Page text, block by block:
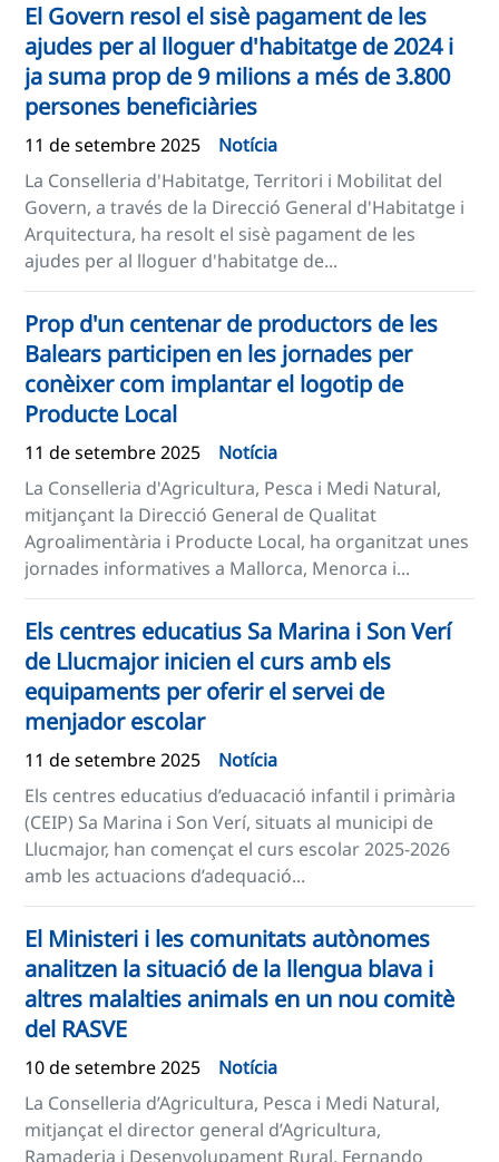
El Govern resol el sisè pagament de les
ajudes per al lloguer d'habitatge de 2024 i
ja suma prop de 9 milions a més de 3.800
persones beneficiàries
11 de setembre 2025
Notícia
La Conselleria d'Habitatge, Territori i Mobilitat del
Govern, a través de la Direcció General d'Habitatge i
Arquitectura, ha resolt el sisè pagament de les
ajudes per al lloguer d'habitatge de...
Prop d'un centenar de productors de les
Balears participen en les jornades per
conèixer com implantar el logotip de
Producte Local
11 de setembre 2025
Notícia
La Conselleria d'Agricultura, Pesca i Medi Natural,
mitjançant la Direcció General de Qualitat
Agroalimentària i Producte Local, ha organitzat unes
jornades informatives a Mallorca, Menorca i...
Els centres educatius Sa Marina i Son Verí
de Llucmajor inicien el curs amb els
equipaments per oferir el servei de
menjador escolar
11 de setembre 2025
Notícia
Els centres educatius d’eduacació infantil i primària
(CEIP) Sa Marina i Son Verí, situats al municipi de
Llucmajor, han començat el curs escolar 2025-2026
amb les actuacions d’adequació...
El Ministeri i les comunitats autònomes
analitzen la situació de la llengua blava i
altres malalties animals en un nou comitè
del RASVE
10 de setembre 2025
Notícia
La Conselleria d’Agricultura, Pesca i Medi Natural,
mitjançat el director general d’Agricultura,
Ramaderia i Desenvolupament Rural, Fernando